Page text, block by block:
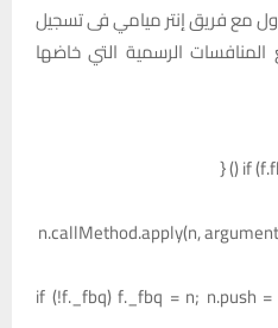
مع فريق إنتر ميامي فى تسجيل
بجميع المنافسات الرسمية التي خاضها
if
n.callMethod.apply(n,
if (!f._fbq) f._fbq = n; n.push